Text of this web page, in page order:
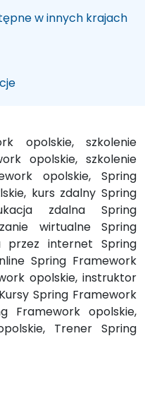
w innych krajach
opolskie, szkolenie
opolskie, szkolenie
opolskie, Spring
kurs zdalny Spring
zdalna Spring
wirtualne Spring
przez internet Spring
Spring Framework
opolskie, instruktor
Spring Framework
Framework opolskie,
Trener Spring